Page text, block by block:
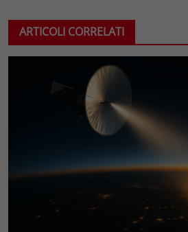
ARTICOLI CORRELATI